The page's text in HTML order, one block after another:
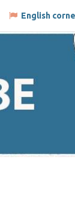
English